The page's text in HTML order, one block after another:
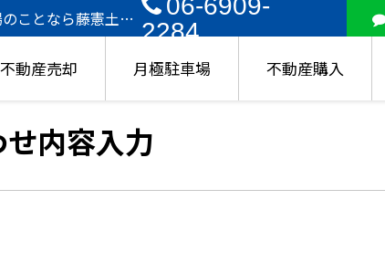
ことなら藤憲土地 2284
不動産売却 月極駐車場 不動産購入
内容入力